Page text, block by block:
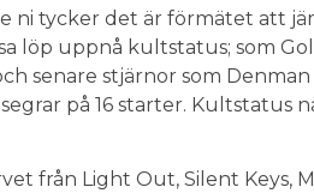
ni tycker det är förmätet att
löp uppnå kultstatus; som
senare stjärnor som
på 16 starter. Kultstatus
från Light Out, Silent Keys,